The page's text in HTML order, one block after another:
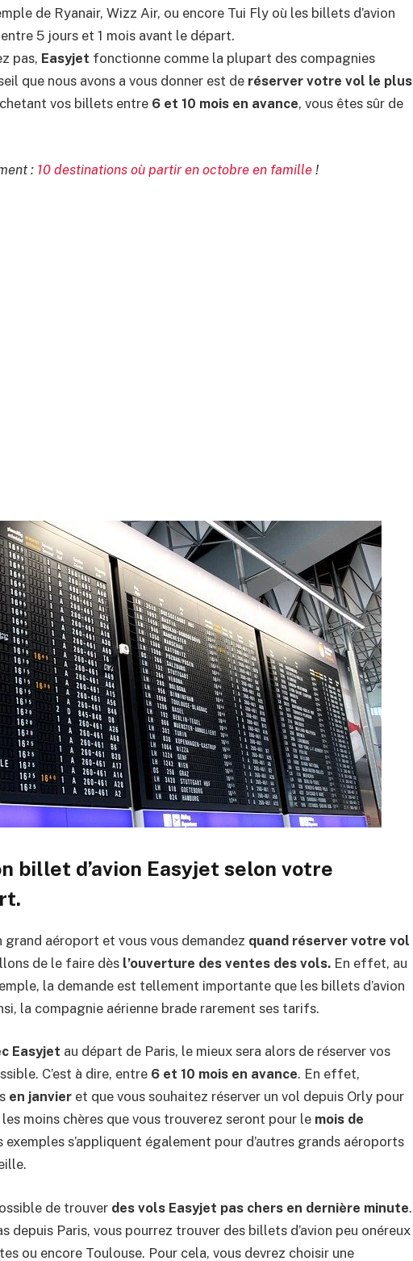
de Ryanair, Wizz Air, ou encore Tui Fly où les billets d’avion
5 jours et 1 mois avant le départ.
pas, Easyjet fonctionne comme la plupart des compagnies
que nous avons a vous donner est de réserver votre vol le plus
vos billets entre 6 et 10 mois en avance, vous êtes sûr de
: 10 destinations où partir en octobre en famille !
billet d’avion Easyjet selon votre
grand aéroport et vous vous demandez quand réserver votre vol
de le faire dès l’ouverture des ventes des vols. En effet, au
la demande est tellement importante que les billets d’avion
la compagnie aérienne brade rarement ses tarifs.
Easyjet au départ de Paris, le mieux sera alors de réserver vos
C’est à dire, entre 6 et 10 mois en avance. En effet,
en janvier et que vous souhaitez réserver un vol depuis Orly pour
moins chères que vous trouverez seront pour le mois de
exemples s’appliquent également pour d’autres grands aéroports
de trouver des vols Easyjet pas chers en dernière minute.
depuis Paris, vous pourrez trouver des billets d’avion peu onéreux
ou encore Toulouse. Pour cela, vous devrez choisir une